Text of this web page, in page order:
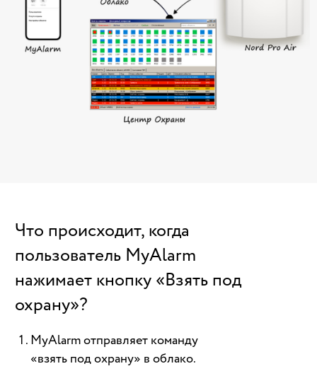
Что происходит, когда
пользователь MyAlarm
нажимает кнопку «Взять под
охрану»?
MyAlarm отправляет команду
«взять под охрану» в облако.